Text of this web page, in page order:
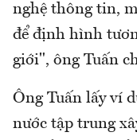
nghệ thông tin,
để định hình
giới", ông Tuấn
Ông Tuấn lấy ví
nước tập trung